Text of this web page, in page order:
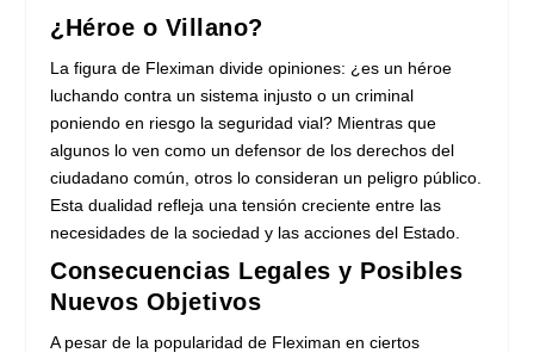
¿Héroe o Villano?
La figura de Fleximan divide opiniones: ¿es un héroe
luchando contra un sistema injusto o un criminal
poniendo en riesgo la seguridad vial? Mientras que
algunos lo ven como un defensor de los derechos del
ciudadano común, otros lo consideran un peligro público.
Esta dualidad refleja una tensión creciente entre las
necesidades de la sociedad y las acciones del Estado.
Consecuencias Legales y Posibles
Nuevos Objetivos
A pesar de la popularidad de Fleximan en ciertos